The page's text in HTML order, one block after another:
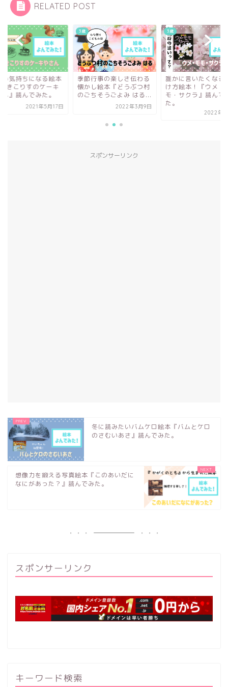
RELATED POST
行事の楽しさ伝わる
し絵本『どうぶつ村
ちそうごよみ はる...
2022年3月9日
3歳
誰かに言いたくなる見分
け方絵本！『ウメ・モ
モ・サクラ』読んでみ
4歳
明るい気持ちになる
『3びきこりすのケ
やさん』読んでみた
スポンサーリンク
冬に読みたいバムケロ絵本『バムとケロ
のさむいあさ』読んでみた。
想像力を鍛える写真絵本『このあいだに
なにがあった？』読んでみた。
スポンサーリンク
キーワード検索